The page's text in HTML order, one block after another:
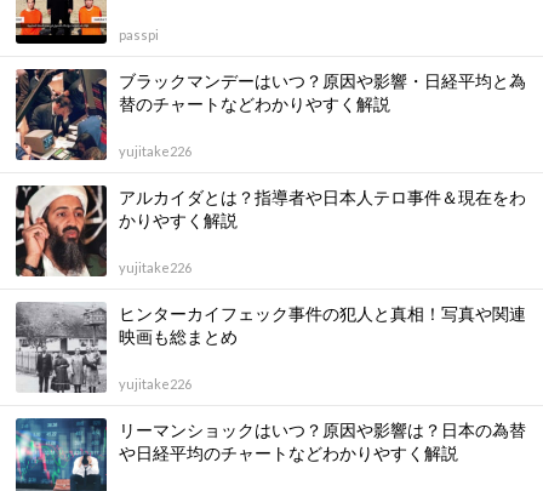
passpi
ブラックマンデーはいつ？原因や影響・日経平均と為
替のチャートなどわかりやすく解説
yujitake226
アルカイダとは？指導者や日本人テロ事件＆現在をわ
かりやすく解説
yujitake226
ヒンターカイフェック事件の犯人と真相！写真や関連
映画も総まとめ
yujitake226
リーマンショックはいつ？原因や影響は？日本の為替
や日経平均のチャートなどわかりやすく解説